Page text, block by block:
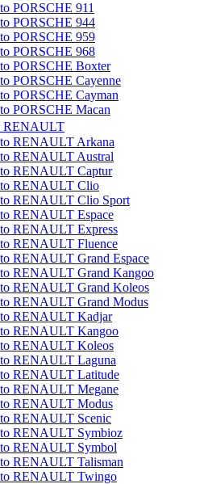
PORSCHE 911
PORSCHE 944
PORSCHE 959
PORSCHE 968
PORSCHE Boxter
PORSCHE Cayenne
PORSCHE Cayman
PORSCHE Macan
RENAULT
RENAULT Arkana
RENAULT Austral
RENAULT Captur
RENAULT Clio
RENAULT Clio Sport
RENAULT Espace
RENAULT Express
RENAULT Fluence
RENAULT Grand Espace
RENAULT Grand Kangoo
RENAULT Grand Koleos
RENAULT Grand Modus
RENAULT Kadjar
RENAULT Kangoo
RENAULT Koleos
RENAULT Laguna
RENAULT Latitude
RENAULT Megane
RENAULT Modus
RENAULT Scenic
RENAULT Symbioz
RENAULT Symbol
RENAULT Talisman
RENAULT Twingo